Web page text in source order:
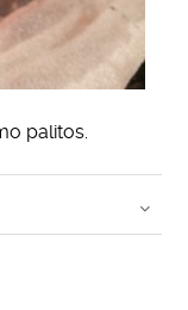
palitos.